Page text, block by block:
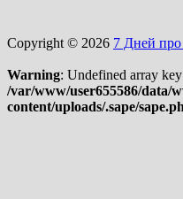
Copyright © 2026 7 Дней
Warning: Undefined array
/var/www/user655586/data/
content/uploads/.sape/